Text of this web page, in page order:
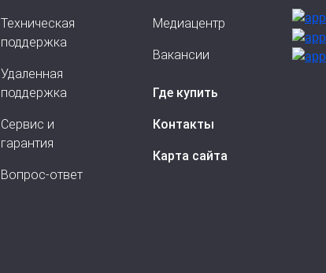
Техническая
поддержка
Удаленная
поддержка
Сервис и
гарантия
Вопрос-ответ
Медиацентр
Вакансии
Где купить
Контакты
Карта сайта